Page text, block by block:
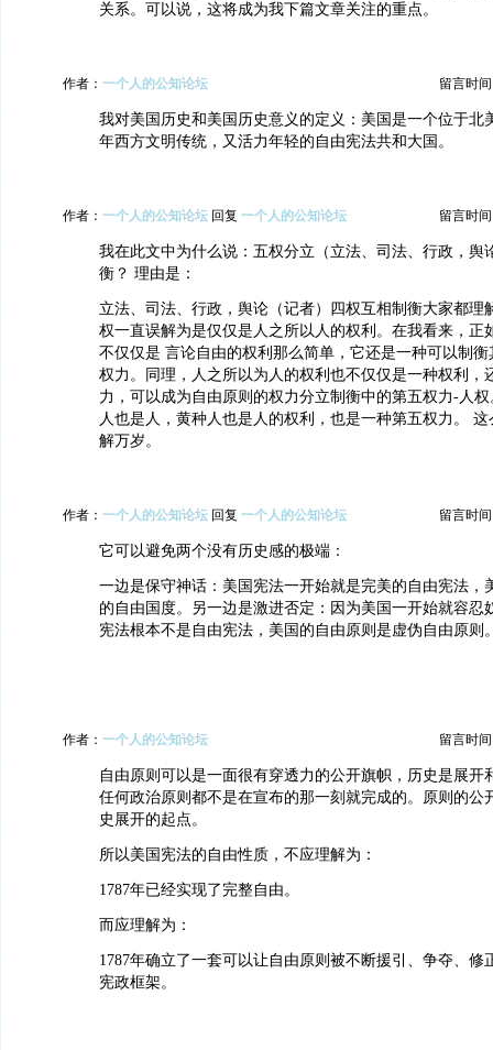
关系。可以说，这将成为我下篇文章关注的重点。
作者： 一个人的公知论坛 留言时间
我对美国历史和美国历史意义的定义：美国是一个位于北
年西方文明传统，又活力年轻的自由宪法共和大国。
作者： 一个人的公知论坛 回复 一个人的公知论坛 留言时间
我在此文中为什么说：五权分立（立法、司法、行政，舆
衡？ 理由是：
立法、司法、行政，舆论（记者）四权互相制衡大家都理
权一直误解为是仅仅是人之所以人的权利。在我看来，正
不仅仅是 言论自由的权利那么简单，它还是一种可以制
权力。同理，人之所以为人的权利也不仅仅是一种权利，
力，可以成为自由原则的权力分立制衡中的第五权力-人
人也是人，黄种人也是人的权利，也是一种第五权力。
解万岁。
作者： 一个人的公知论坛 回复 一个人的公知论坛 留言时间
它可以避免两个没有历史感的极端：
一边是保守神话：美国宪法一开始就是完美的自由宪法，
的自由国度。另一边是激进否定：因为美国一开始就容忍
宪法根本不是自由宪法，美国的自由原则是虚伪自由原则
作者： 一个人的公知论坛 留言时间
自由原则可以是一面很有穿透力的公开旗帜，历史是展开
任何政治原则都不是在宣布的那一刻就完成的。原则的公
史展开的起点。
所以美国宪法的自由性质，不应理解为：
1787年已经实现了完整自由。
而应理解为：
1787年确立了一套可以让自由原则被不断援引、争夺、修
宪政框架。